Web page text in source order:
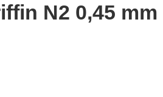
N2 0,45 mm